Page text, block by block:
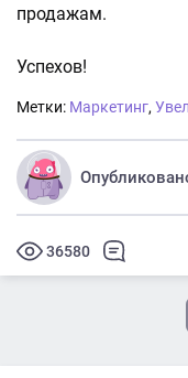
продажам.
Успехов!
Метки: Маркетинг,
36580